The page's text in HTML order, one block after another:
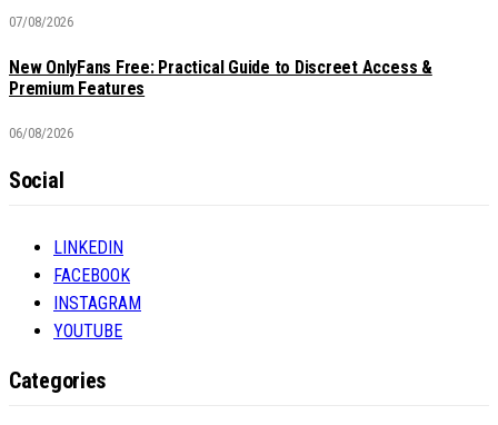
07/08/2026
New OnlyFans Free: Practical Guide to Discreet Access &
Premium Features
06/08/2026
Social
LINKEDIN
FACEBOOK
INSTAGRAM
YOUTUBE
Categories